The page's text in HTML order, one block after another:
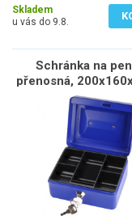
Skladem
u vás do 9.8.
Schránka na
přenosná,